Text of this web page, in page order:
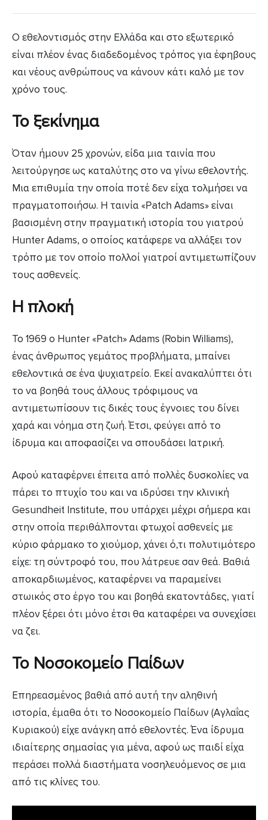
Ο εθελοντισμός στην Ελλάδα και στο εξωτερικό
είναι πλέον ένας διαδεδομένος τρόπος για έφηβους
και νέους ανθρώπους να κάνουν κάτι καλό με τον
χρόνο τους.
Το ξεκίνημα
Όταν ήμουν 25 χρονών, είδα μια ταινία που
λειτούργησε ως καταλύτης στο να γίνω εθελοντής.
Μια επιθυμία την οποία ποτέ δεν είχα τολμήσει να
πραγματοποιήσω. Η ταινία «Patch Adams» είναι
βασισμένη στην πραγματική ιστορία του γιατρού
Hunter Adams, ο οποίος κατάφερε να αλλάξει τον
τρόπο με τον οποίο πολλοί γιατροί αντιμετωπίζουν
τους ασθενείς.
Η πλοκή
Το 1969 ο Hunter «Patch» Adams (Robin Williams),
ένας άνθρωπος γεμάτος προβλήματα, μπαίνει
εθελοντικά σε ένα ψυχιατρείο. Εκεί ανακαλύπτει ότι
το να βοηθά τους άλλους τρόφιμους να
αντιμετωπίσουν τις δικές τους έγνοιες του δίνει
χαρά και νόημα στη ζωή. Έτσι, φεύγει από το
ίδρυμα και αποφασίζει να σπουδάσει Ιατρική.
Αφού καταφέρνει έπειτα από πολλές δυσκολίες να
πάρει το πτυχίο του και να ιδρύσει την κλινική
Gesundheit Institute, που υπάρχει μέχρι σήμερα και
στην οποία περιθάλπονται φτωχοί ασθενείς με
κύριο φάρμακο το χιούμορ, χάνει ό,τι πολυτιμότερο
είχε: τη σύντροφό του, που λάτρευε σαν θεά. Βαθιά
αποκαρδιωμένος, καταφέρνει να παραμείνει
στωικός στο έργο του και βοηθά εκατοντάδες, γιατί
πλέον ξέρει ότι μόνο έτσι θα καταφέρει να συνεχίσει
να ζει.
Το Νοσοκομείο Παίδων
Επηρεασμένος βαθιά από αυτή την αληθινή
ιστορία, έμαθα ότι το Νοσοκομείο Παίδων (Αγλαΐας
Κυριακού) είχε ανάγκη από εθελοντές. Ένα ίδρυμα
ιδιαίτερης σημασίας για μένα, αφού ως παιδί είχα
περάσει πολλά διαστήματα νοσηλευόμενος σε μια
από τις κλίνες του.